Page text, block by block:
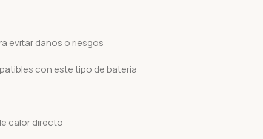
evitar daños o riesgos
con este tipo de batería
calor directo